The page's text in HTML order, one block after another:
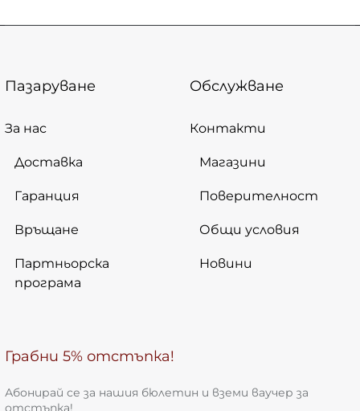
Пазаруване
За нас
Доставка
Гаранция
Връщане
Партньорска
програма
Обслужване
Контакти
Магазини
Поверителност
Общи условия
Новини
Грабни 5% отстъпка!
Абонирай се за нашия бюлетин и вземи ваучер за
отстъпка!